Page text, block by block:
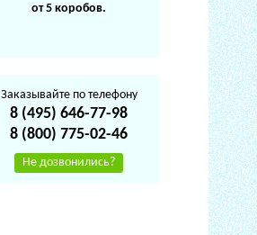
от 5 коробов.
Заказывайте по телефону
8 (495) 646-77-98
8 (800) 775-02-46
Не дозвонились?